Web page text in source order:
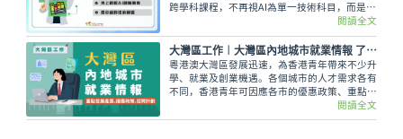
跨學科課程，不再視AI為單一技術科目，而是結
閱讀全文
大灣區工作︱大灣區內地城市就業情報 了解重點發展產業、優惠政策、招聘計劃
粵港澳大灣區發展迅速，為香港青年帶來不少升
學、就業及創業機遇。各個城市的人才需求各有
不同，香港青年可因應各市的優惠政策、重點發
展產業和自身優勢等，按需要作出適合自己的選
擇。
閱讀全文